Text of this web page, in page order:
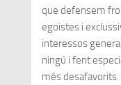
que defensem
egoistes i
interessos
ningú i fent
més desafavorits.